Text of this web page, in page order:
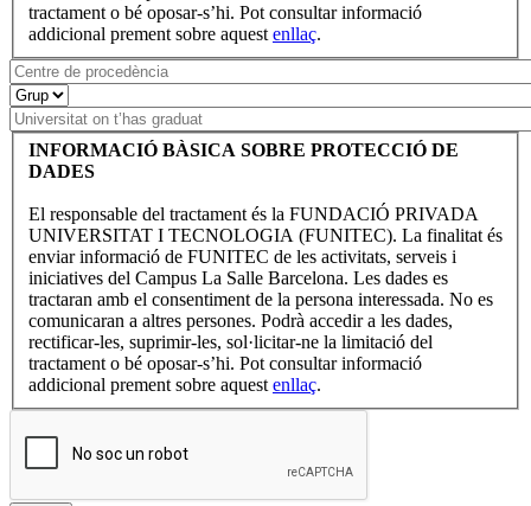
tractament o bé oposar-s’hi. Pot consultar informació
addicional prement sobre aquest enllaç.
INFORMACIÓ BÀSICA SOBRE PROTECCIÓ DE
DADES
El responsable del tractament és la FUNDACIÓ PRIVADA
UNIVERSITAT I TECNOLOGIA (FUNITEC). La finalitat és
enviar informació de FUNITEC de les activitats, serveis i
iniciatives del Campus La Salle Barcelona. Les dades es
tractaran amb el consentiment de la persona interessada. No es
comunicaran a altres persones. Podrà accedir a les dades,
rectificar-les, suprimir-les, sol·licitar-ne la limitació del
tractament o bé oposar-s’hi. Pot consultar informació
addicional prement sobre aquest enllaç.